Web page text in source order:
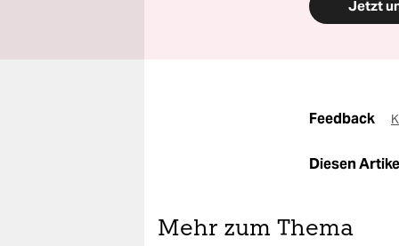
Jetzt
Feedback
Diesen
Mehr zum Thema